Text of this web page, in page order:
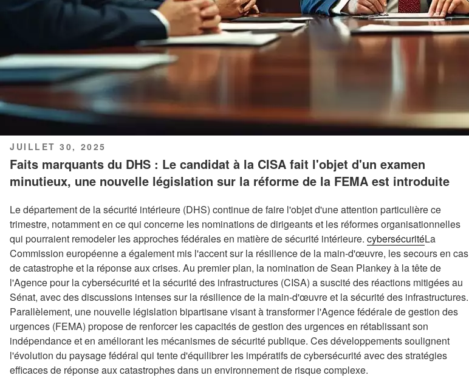
PUBLIÉ
LE
JUILLET 30, 2025
Faits marquants du DHS : Le candidat à la CISA fait l'objet d'un examen
minutieux, une nouvelle législation sur la réforme de la FEMA est introduite
Le département de la sécurité intérieure (DHS) continue de faire l'objet d'une attention particulière ce
trimestre, notamment en ce qui concerne les nominations de dirigeants et les réformes organisationnelles
qui pourraient remodeler les approches fédérales en matière de sécurité intérieure. cybersécuritéLa
Commission européenne a également mis l'accent sur la résilience de la main-d'œuvre, les secours en cas
de catastrophe et la réponse aux crises. Au premier plan, la nomination de Sean Plankey à la tête de
l'Agence pour la cybersécurité et la sécurité des infrastructures (CISA) a suscité des réactions mitigées au
Sénat, avec des discussions intenses sur la résilience de la main-d'œuvre et la sécurité des infrastructures.
Parallèlement, une nouvelle législation bipartisane visant à transformer l'Agence fédérale de gestion des
urgences (FEMA) propose de renforcer les capacités de gestion des urgences en rétablissant son
indépendance et en améliorant les mécanismes de sécurité publique. Ces développements soulignent
l'évolution du paysage fédéral qui tente d'équilibrer les impératifs de cybersécurité avec des stratégies
efficaces de réponse aux catastrophes dans un environnement de risque complexe.